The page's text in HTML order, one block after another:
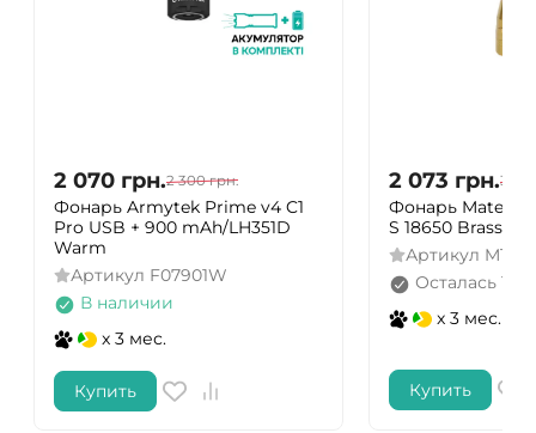
2 070 грн.2 300 грн.
Фонарь Armytek Prime v4 C1
Pro USB + 900 mAh/LH351D
Warm
Артикул F07901W
В наличии
x 3 мес.
Купить
2 073 грн.3
Фонарь
S 18650 Brass,
Артикул
Осталась 1
x 3 мес.
Купить